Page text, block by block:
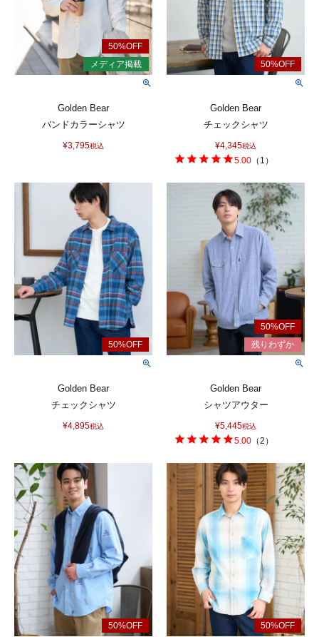
Golden Bear
バンドカラーシャツ
¥3,795税込
Golden Bear
チェックシャツ
¥4,345税込
5.00 （ 1 ）
Golden Bear
チェックシャツ
¥4,895税込
Golden Bear
シャツアウター
¥5,445税込
5.00 （2 ）